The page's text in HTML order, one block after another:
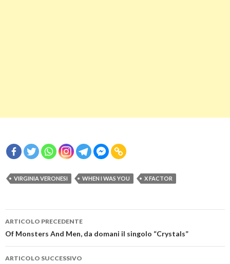
VIRGINIA VERONESI WHEN I WAS YOU X FACTOR
Navigazione
articolo
ARTICOLO PRECEDENTE
Of Monsters And Men, da domani il singolo “Crystals”
ARTICOLO SUCCESSIVO